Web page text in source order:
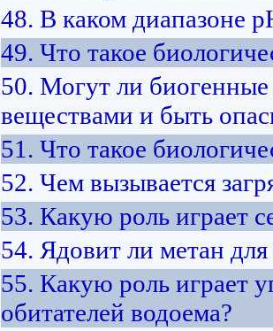
48. В каком диапазоне
49. Что такое
50. Могут ли
веществами и быть
51. Что такое
52. Чем вызывается
53. Какую роль играет
54. Ядовит ли метан
55. Какую роль играет
обитателей водоема?